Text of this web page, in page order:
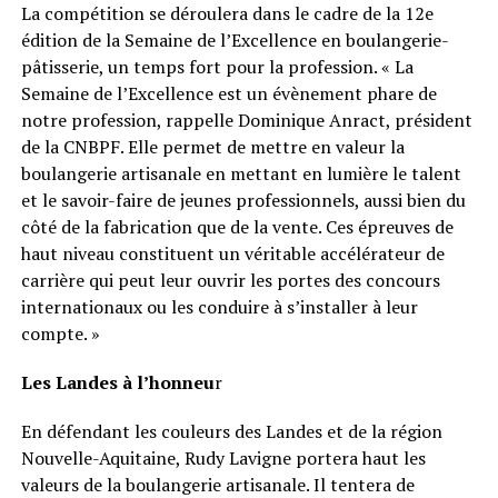
La compétition se déroulera dans le cadre de la 12e
édition de la Semaine de l’Excellence en boulangerie-
pâtisserie, un temps fort pour la profession. « La
Semaine de l’Excellence est un évènement phare de
notre profession, rappelle Dominique Anract, président
de la CNBPF. Elle permet de mettre en valeur la
boulangerie artisanale en mettant en lumière le talent
et le savoir-faire de jeunes professionnels, aussi bien du
côté de la fabrication que de la vente. Ces épreuves de
haut niveau constituent un véritable accélérateur de
carrière qui peut leur ouvrir les portes des concours
internationaux ou les conduire à s’installer à leur
compte. »
Les Landes à l’honneur
En défendant les couleurs des Landes et de la région
Nouvelle-Aquitaine, Rudy Lavigne portera haut les
valeurs de la boulangerie artisanale. Il tentera de